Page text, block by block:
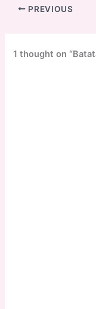
PREVIOUS
1 thought on